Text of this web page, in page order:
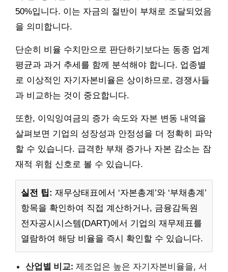
50%입니다. 이는 자금의 절반이 부채로 조달되었음
을 의미합니다.
단순히 비율 수치만으로 판단하기보다는 동종 업계
평균과 과거 추세를 함께 분석해야 합니다. 업종별
로 이상적인 자기자본비율은 상이하므로, 경쟁사들
과 비교하는 것이 중요합니다.
또한, 이익잉여금의 증가 속도와 자본 변동 내역을
살펴보면 기업의 성장성과 안정성을 더 정확히 파악
할 수 있습니다. 급격한 부채 증가나 자본 감소는 잠
재적 위험 신호로 볼 수 있습니다.
실전 팁: 재무상태표에서 ‘자본총계’와 ‘부채총계’
항목을 확인하여 직접 계산하거나, 금융감독원
전자공시시스템(DART)에서 기업의 재무제표를
열람하여 해당 비율을 즉시 확인할 수 있습니다.
산업별 비교: 제조업은 높은 자기자본비율을, 서